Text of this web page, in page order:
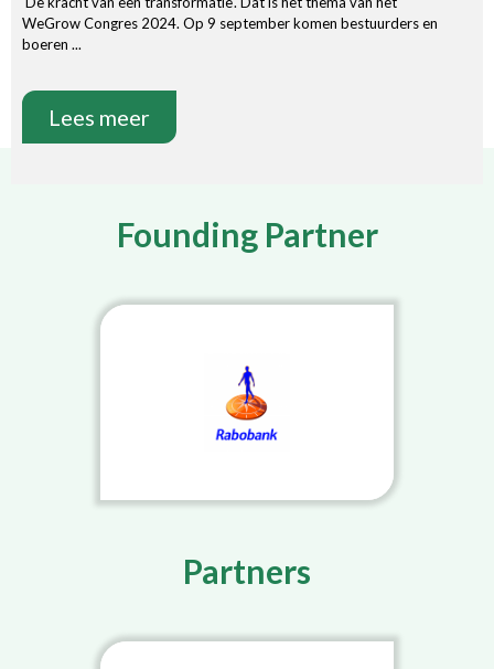
WeGrow Congres 2024. Op 9 september komen bestuurders en
boeren ...
Lees meer
Founding Partner
Partners